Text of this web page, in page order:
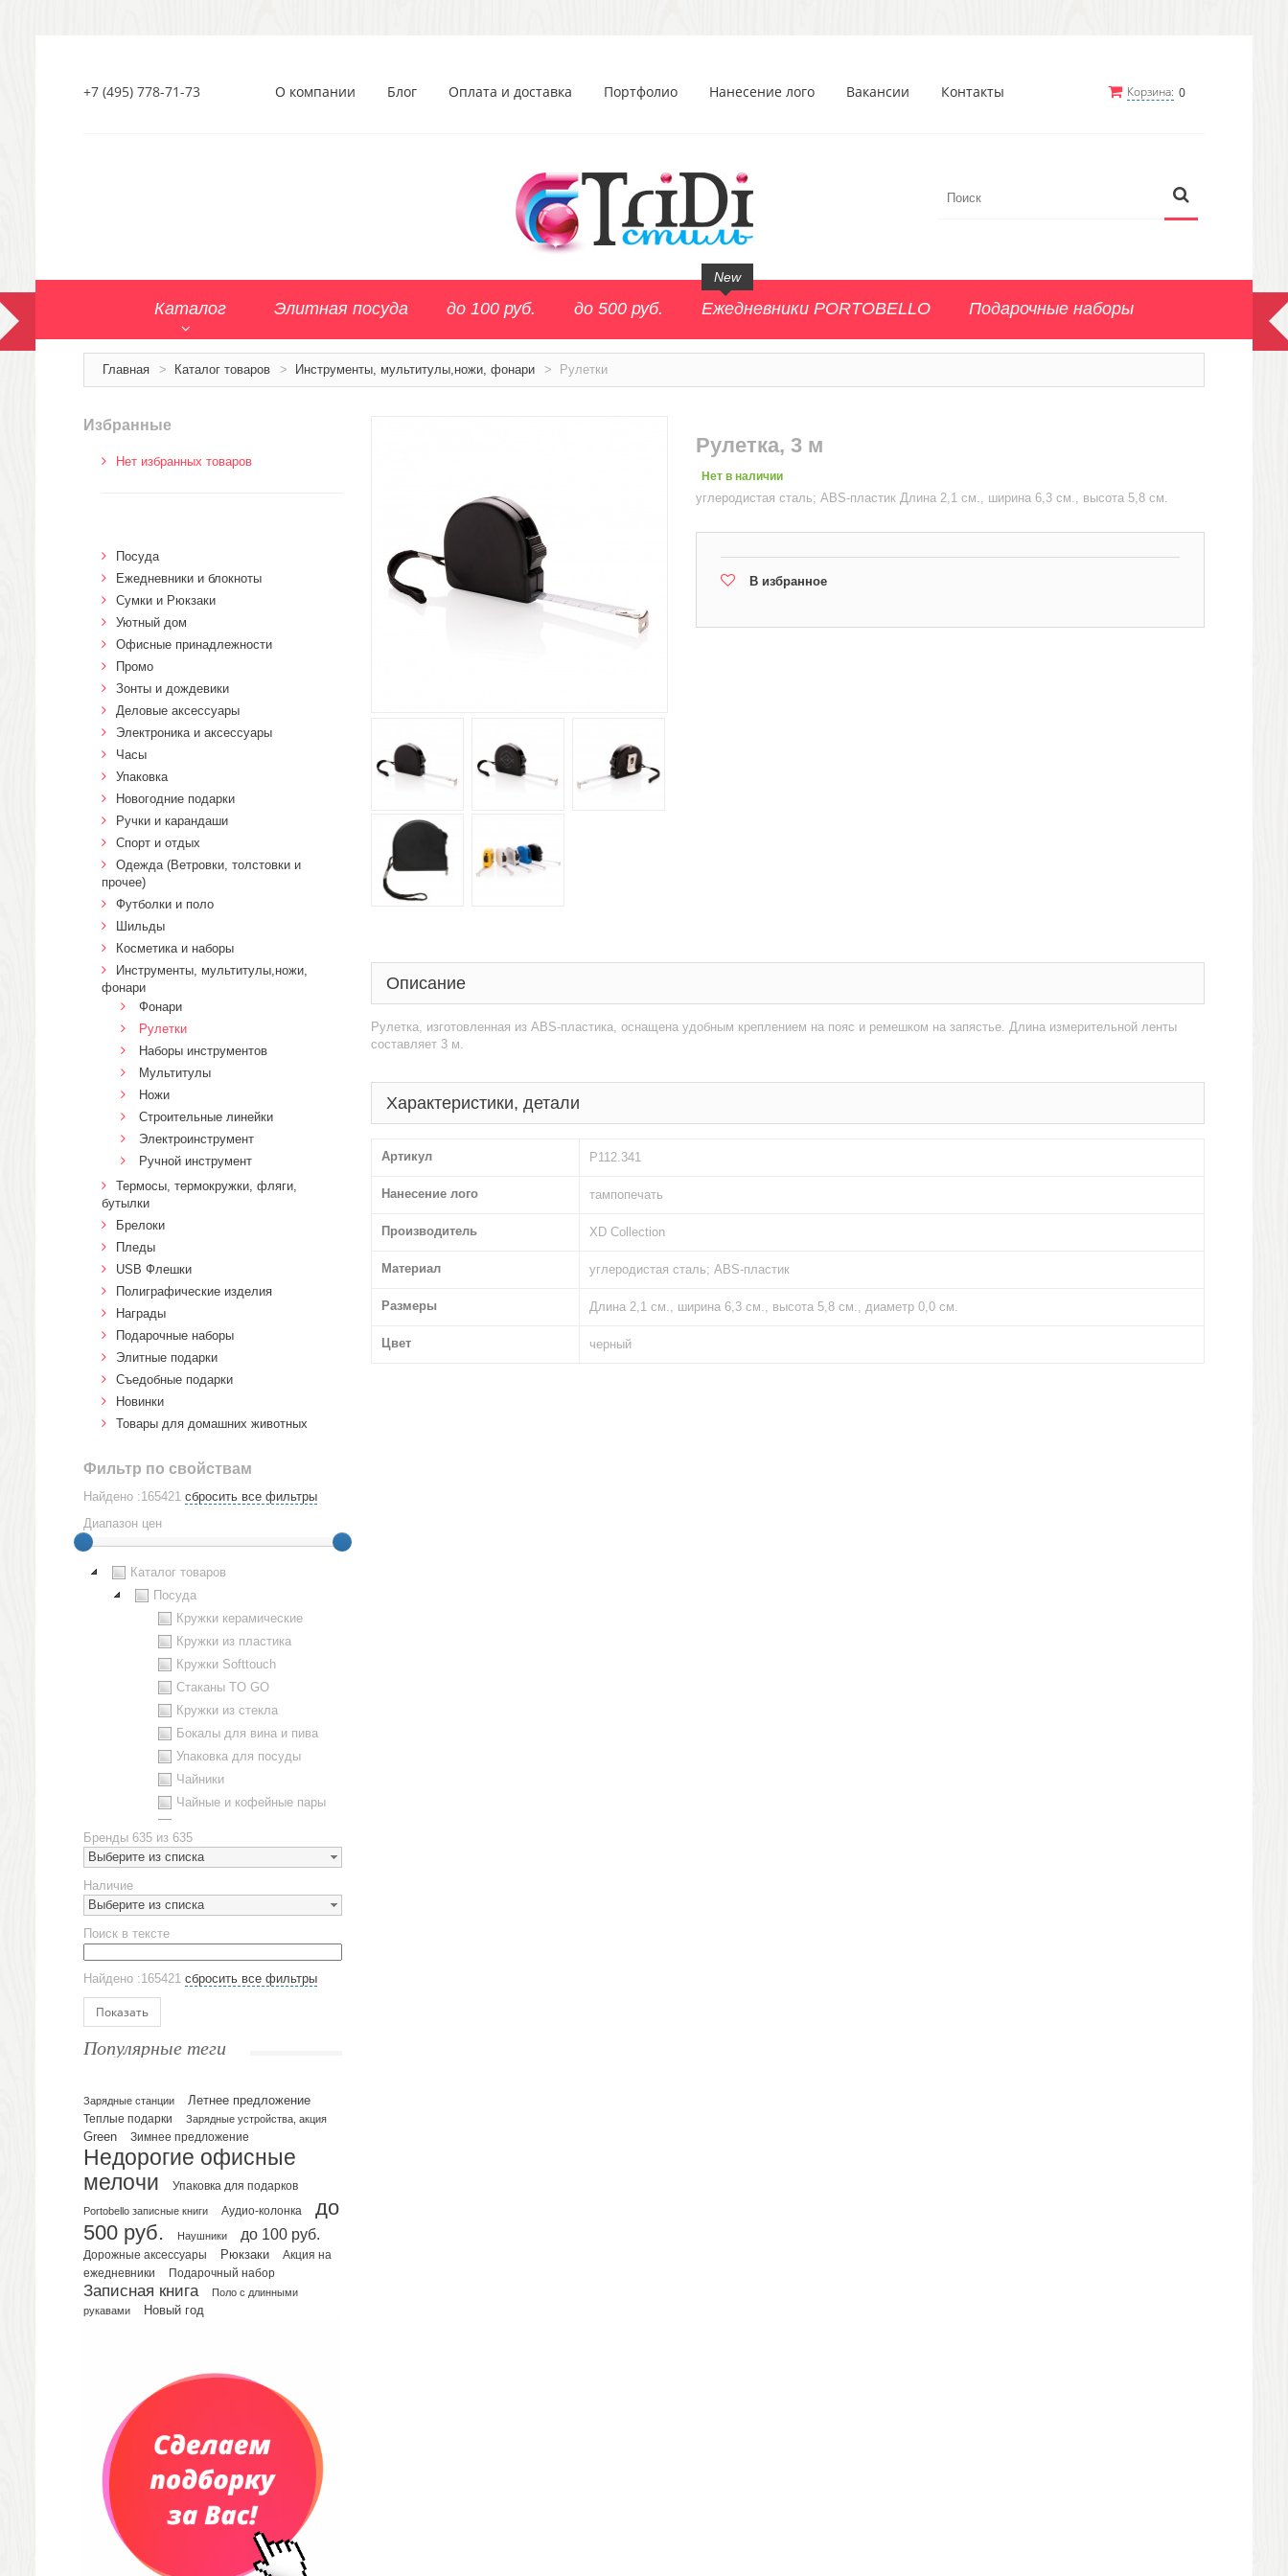
Корзина: 0
+7 (495) 778-71-73 О компании Блог Оплата и доставка Портфолио Нанесение лого Вакансии Контакты
Каталог Элитная посуда до 100 руб. до 500 руб. Ежедневники PORTOBELLO
New
Подарочные наборы
Главная > Каталог товаров > Инструменты, мультитулы,ножи, фонари > Рулетки
Рулетка, 3 м
Нет в наличии
углеродистая сталь; ABS-пластик Длина 2,1 см., ширина 6,3 см., высота 5,8 см.
В избранное
Описание
Рулетка, изготовленная из ABS-пластика, оснащена удобным креплением на пояс и ремешком на запястье. Длина измерительной ленты
составляет 3 м.
Характеристики, детали
Артикул P112.341
Нанесение лого тампопечать
Производитель XD Collection
Материал углеродистая сталь; ABS-пластик
Размеры Длина 2,1 см., ширина 6,3 см., высота 5,8 см., диаметр 0,0 см.
Цвет черный
Избранные
Нет избранных товаров
Посуда
Ежедневники и блокноты
Сумки и Рюкзаки
Уютный дом
Офисные принадлежности
Промо
Зонты и дождевики
Деловые аксессуары
Электроника и аксессуары
Часы
Упаковка
Новогодние подарки
Ручки и карандаши
Спорт и отдых
Одежда (Ветровки, толстовки и
прочее)
Футболки и поло
Шильды
Косметика и наборы
Инструменты, мультитулы,ножи,
фонари
Фонари
Рулетки
Наборы инструментов
Мультитулы
Ножи
Строительные линейки
Электроинструмент
Ручной инструмент
Термосы, термокружки, фляги,
бутылки
Брелоки
Пледы
USB Флешки
Полиграфические изделия
Награды
Подарочные наборы
Элитные подарки
Cъедобные подарки
Новинки
Товары для домашних животных
Фильтр по свойствам
Найдено :165421 сбросить все фильтры
Диапазон цен
Каталог товаров
Посуда
Кружки керамические
Кружки из пластика
Кружки Softtouch
Стаканы TO GO
Кружки из стекла
Бокалы для вина и пива
Упаковка для посуды
Чайники
Чайные и кофейные пары
Наборы посуды
Предметы сервировки
Стаканы
Эко кружки
ЕВРОПОСУДА
Аксессуары
Ежедневники и блокноты
Датированные ежедневники
Планинги и телефонные книжки
Планинги датированные
Планинги недатированные
Телефонные книжки
Еженедельники
Органайзер на ежедневник
Сумки и Рюкзаки
Сумки для планшетов и ноутбуков
Рюкзаки
Конференц-сумки
Несессеры и косметички
Сумки спортивные
Портфели
Чехлы для планшетов и ноутбуков
Сумка на пояс или шею
Аксессуары
Женские сумки
Бренды 635 из 635
Выберите из списка
Наличие
Выберите из списка
Поиск в тексте
Найдено :165421 сбросить все фильтры
Показать
Популярные теги
Зарядные станции Летнее предложение
Теплые подарки Зарядные устройства, акция
Green Зимнее предложение
Недорогие офисные
мелочи
Упаковка для подарков
Portobello записные книги Аудио-колонка
до
500 руб.
Наушники до 100 руб.
Дорожные аксессуары Рюкзаки
Акция на
ежедневники
Подарочный набор
Записная книга
Поло с длинными
рукавами
Новый год